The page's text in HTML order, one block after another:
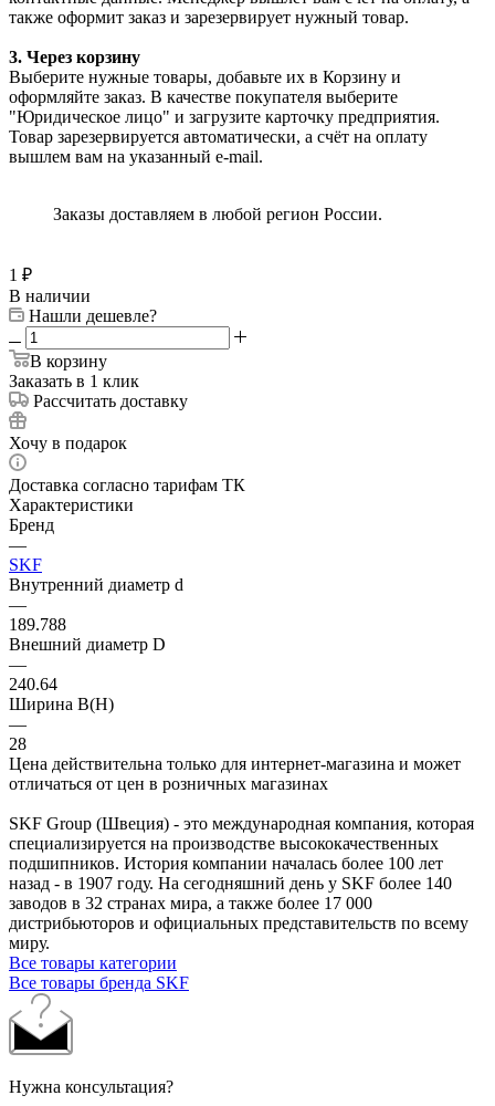
также оформит заказ и зарезервирует нужный товар.
3. Через корзину
Выберите нужные товары, добавьте их в Корзину и
оформляйте заказ. В качестве покупателя выберите
"Юридическое лицо" и загрузите карточку предприятия.
Товар зарезервируется автоматически, а счёт на оплату
вышлем вам на указанный e-mail.
Заказы доставляем в любой регион России.
1 ₽
В наличии
Нашли дешевле?
В корзину
Заказать в 1 клик
Рассчитать доставку
Хочу в подарок
Доставка согласно тарифам ТК
Характеристики
Бренд
—
SKF
Внутренний диаметр d
—
189.788
Внешний диаметр D
—
240.64
Ширина B(H)
—
28
Цена действительна только для интернет-магазина и может
отличаться от цен в розничных магазинах
SKF Group (Швеция) - это международная компания, которая
специализируется на производстве высококачественных
подшипников. История компании началась более 100 лет
назад - в 1907 году. На сегодняшний день у SKF более 140
заводов в 32 странах мира, а также более 17 000
дистрибьюторов и официальных представительств по всему
миру.
Все товары категории
Все товары бренда SKF
Нужна консультация?